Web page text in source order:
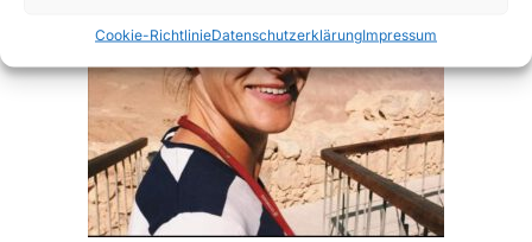
Cookie-RichtlinieDatenschutzerklärungImpressum